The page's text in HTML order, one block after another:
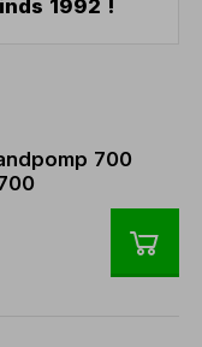
1992 !
700